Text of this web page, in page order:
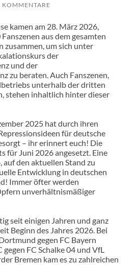
KOMMENTARE
kamen am 28. März 2026,
aus dem gesamten
zusammen, um sich unter
der
und der
zu beraten. Auch Fanszenen,
unterhalb der dritten
stehen inhaltlich hinter dieser
2025 hat durch ihren
für deutsche
– ihr erinnert euch! Die
für Juni 2026 angesetzt. Eine
auf den aktuellen Stand zu
Entwicklung in deutschen
Immer öfter werden
unverhältnismäßiger
seit einigen Jahren und ganz
Beginn des Jahres 2026. Bei
gegen FC Bayern
FC Schalke 04 und VfL
Bremen kam es zu zahlreichen